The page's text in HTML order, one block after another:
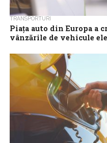
TRANSPORTURI
Piața auto din Europa a
vânzările de vehicule
crescut și în aprilie, pentru a
avans...